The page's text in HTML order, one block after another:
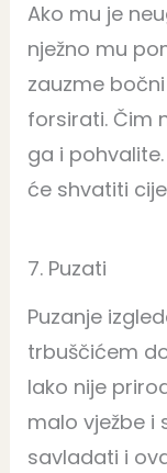
Ako mu je
nježno mu
zauzme
forsirati. Čim
ga i
će shvatiti
7. Puzati
Puzanje
trbuščićem
Iako nije
malo vježbe i
savladati i